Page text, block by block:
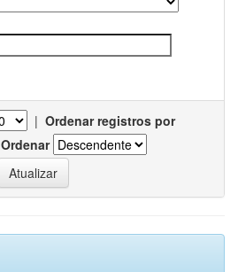
| Ordenar registros por
Ordenar